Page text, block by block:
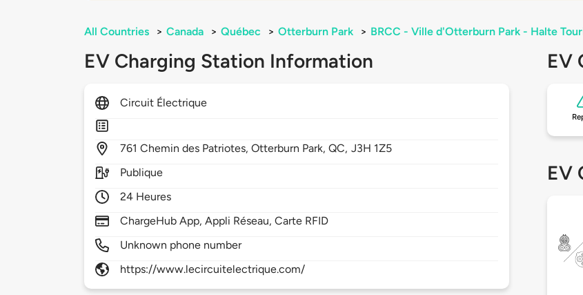
All Countries > Canada > Québec > Otterburn Park > BRCC - Ville d'Otterburn Park - Halte
EV Charging Station Information
Circuit Électrique
761Chemin des Patriotes,Otterburn Park,QC, J3H 1Z5
Publique
24 Heures
ChargeHub App, Appli Réseau, Carte RFID
Unknown phone number
https://www.lecircuitelectrique.com/
EV
EV